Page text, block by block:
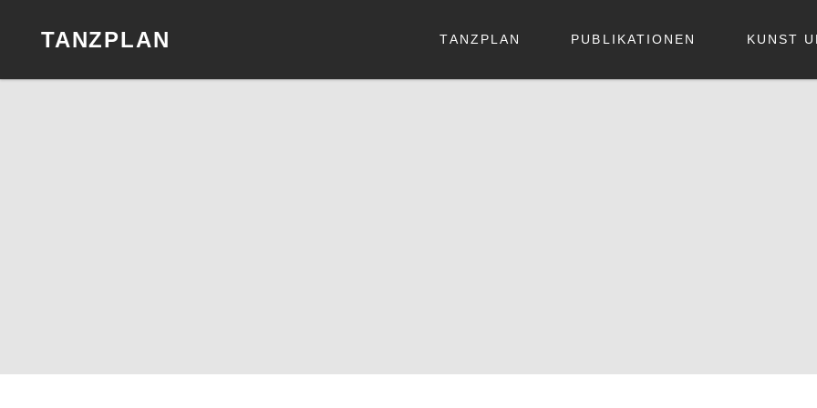
TANZPLAN TANZPLAN PUBLIKATIONEN KUNST